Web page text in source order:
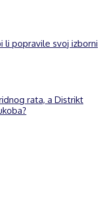
li popravile svoj izborni
rata, a Distrikt